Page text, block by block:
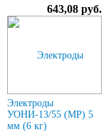
643,08 руб.
Электроды
УОНИ-13/55 (МР) 5
мм (6 кг)